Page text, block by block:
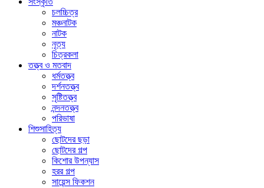
চলচ্চিত্র
মঞ্চনাটক
নাটক
নৃত্য
চিত্রকলা
তত্ত্ব ও মতবাদ
ধর্মতত্ত্ব
দর্শনতত্ত্ব
সৃষ্টিতত্ত্ব
নন্দনতত্ত্ব
পরিভাষা
শিশুসাহিত্য
ছোটদের ছড়া
ছোটদের গল্প
কিশোর উপন্যাস
হরর গল্প
সায়েন্স ফিকশন